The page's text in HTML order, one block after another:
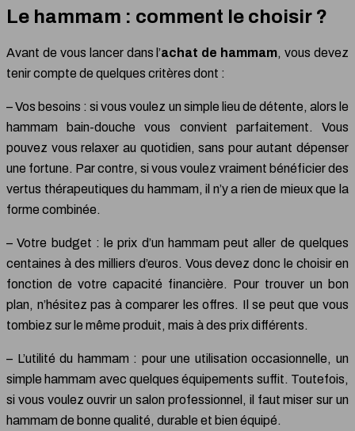
Le hammam : comment le choisir ?
Avant de vous lancer dans l’achat de hammam, vous devez
tenir compte de quelques critères dont :
– Vos besoins : si vous voulez un simple lieu de détente, alors le
hammam bain-douche vous convient parfaitement. Vous
pouvez vous relaxer au quotidien, sans pour autant dépenser
une fortune. Par contre, si vous voulez vraiment bénéficier des
vertus thérapeutiques du hammam, il n’y a rien de mieux que la
forme combinée.
– Votre budget : le prix d’un hammam peut aller de quelques
centaines à des milliers d’euros. Vous devez donc le choisir en
fonction de votre capacité financière. Pour trouver un bon
plan, n’hésitez pas à comparer les offres. Il se peut que vous
tombiez sur le même produit, mais à des prix différents.
– L’utilité du hammam : pour une utilisation occasionnelle, un
simple hammam avec quelques équipements suffit. Toutefois,
si vous voulez ouvrir un salon professionnel, il faut miser sur un
hammam de bonne qualité, durable et bien équipé.